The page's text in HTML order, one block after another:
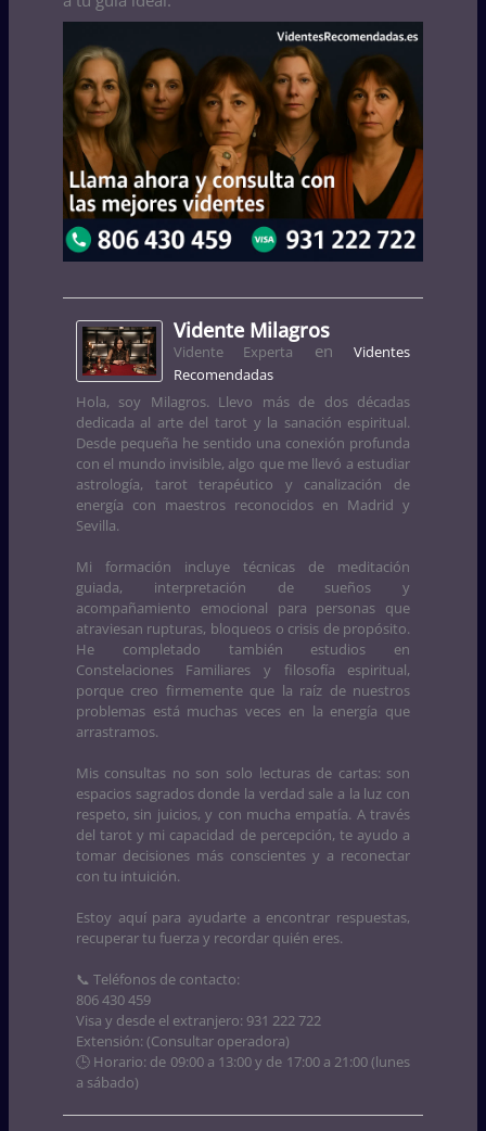
Vidente Milagros
Vidente Experta enVidentes
Recomendadas
Hola, soy Milagros. Llevo más de dos décadas
dedicada al arte del tarot y la sanación espiritual.
Desde pequeña he sentido una conexión profunda
con el mundo invisible, algo que me llevó a estudiar
astrología, tarot terapéutico y canalización de
energía con maestros reconocidos en Madrid y
Sevilla.
Mi formación incluye técnicas de meditación
guiada, interpretación de sueños y
acompañamiento emocional para personas que
atraviesan rupturas, bloqueos o crisis de propósito.
He completado también estudios en
Constelaciones Familiares y filosofía espiritual,
porque creo firmemente que la raíz de nuestros
problemas está muchas veces en la energía que
arrastramos.
Mis consultas no son solo lecturas de cartas: son
espacios sagrados donde la verdad sale a la luz con
respeto, sin juicios, y con mucha empatía. A través
del tarot y mi capacidad de percepción, te ayudo a
tomar decisiones más conscientes y a reconectar
con tu intuición.
Estoy aquí para ayudarte a encontrar respuestas,
recuperar tu fuerza y recordar quién eres.
📞 Teléfonos de contacto:
806 430 459
Visa y desde el extranjero: 931 222 722
Extensión: (Consultar operadora)
🕒 Horario: de 09:00 a 13:00 y de 17:00 a 21:00 (lunes
a sábado)